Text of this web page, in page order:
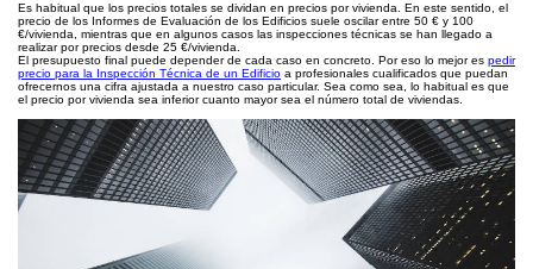
Es habitual que los precios totales se dividan en precios por vivienda. En este sentido, el
precio de los Informes de Evaluación de los Edificios suele oscilar entre 50 € y 100
€/vivienda, mientras que en algunos casos las inspecciones técnicas se han llegado a
realizar por precios desde 25 €/vivienda.
El presupuesto final puede depender de cada caso en concreto. Por eso lo mejor es pedir
precio para la Inspección Técnica de un Edificio a profesionales cualificados que puedan
ofrecernos una cifra ajustada a nuestro caso particular. Sea como sea, lo habitual es que
el precio por vivienda sea inferior cuanto mayor sea el número total de viviendas.